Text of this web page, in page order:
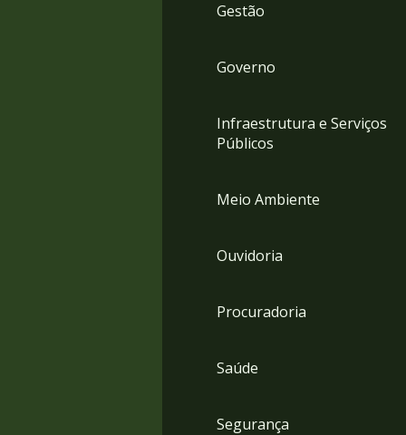
Gestão
Governo
Infraestrutura e Serviços
Públicos
Meio Ambiente
Ouvidoria
Procuradoria
Saúde
Segurança